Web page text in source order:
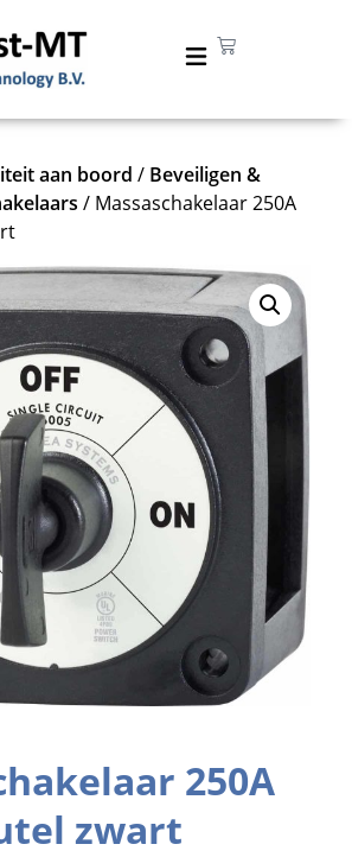
250A
zwart
aan boord / Beveiligen &
/ Massaschakelaar 250A